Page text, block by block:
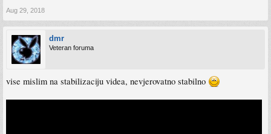
Aug 29, 2018
dmr
Veteran foruma
vise mislim na stabilizaciju videa, nevjerovatno stabilno